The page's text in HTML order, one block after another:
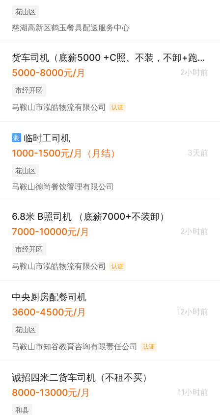
花山区
慈湖高新区鹤玉餐具配送服务中心
货车司机（底薪5000 +C照、不装，不卸+跑长途）
5000-8000元/月
2小时前
市经开区
马鞍山市泓皓物流有限公司 认证
兼 临时工司机
1000-1500元/月（月结）
3天前
花山区
马鞍山德尚餐饮管理有限公司
6.8米 B照司机 （底薪7000+不装卸）
7000-10000元/月
2小时前
市经开区
马鞍山市泓皓物流有限公司 认证
中央厨房配餐司机
3600-4500元/月
12小时前
花山区
马鞍山市知谷教育咨询有限责任公司 认证
诚招四米二货车司机（不租不买）
8000-13000元/月
11小时前
和县